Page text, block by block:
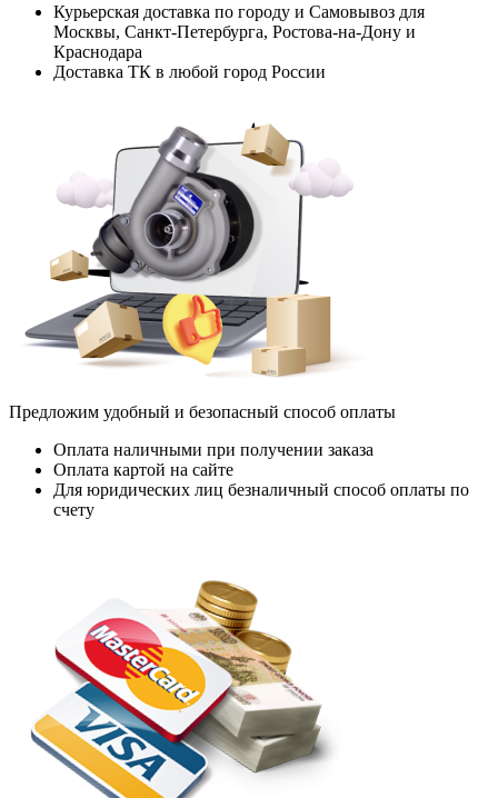
Курьерская доставка по городу и Самовывоз для
Москвы, Санкт-Петербурга, Ростова-на-Дону и
Краснодара
Доставка ТК в любой город России
Предложим удобный и безопасный способ оплаты
Оплата наличными при получении заказа
Оплата картой на сайте
Для юридических лиц безналичный способ оплаты по
счету